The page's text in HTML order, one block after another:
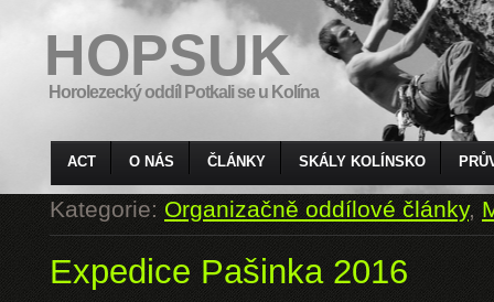
HOPSUK
Horolezecký oddíl Potkali se u Kolína
ACT O NÁS ČLÁNKY SKÁLY KOLÍNSKO
Kategorie:Organizačně oddílové články,
Expedice Pašinka 2016